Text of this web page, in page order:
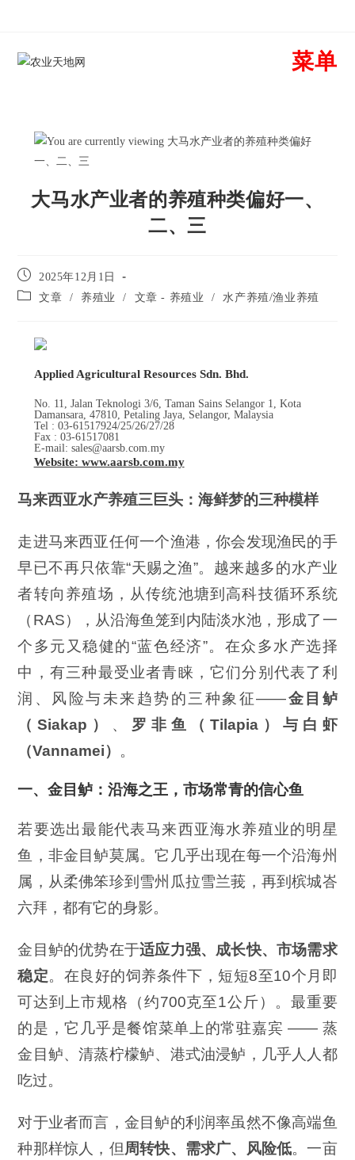
菜单
大马水产业者的养殖种类偏好一、
二、三
2025年12月1日
文章
/ 养殖业 / 文章 - 养殖业 / 水产养殖/渔业养殖
Applied Agricultural Resources Sdn. Bhd.
No. 11, Jalan Teknologi 3/6, Taman Sains Selangor 1, Kota
Damansara, 47810, Petaling Jaya, Selangor, Malaysia
Tel : 03-61517924/25/26/27/28
Fax : 03-61517081
E-mail: sales@aarsb.com.my
Website: www.aarsb.com.my
马来西亚水产养殖三巨头：海鲜梦的三种模样
走进马来西亚任何一个渔港，你会发现渔民的手
早已不再只依靠“天赐之渔”。越来越多的水产业
者转向养殖场，从传统池塘到高科技循环系统
（RAS），从沿海鱼笼到内陆淡水池，形成了一
个多元又稳健的“蓝色经济”。在众多水产选择
中，有三种最受业者青睐，它们分别代表了利
润、风险与未来趋势的三种象征——金目鲈
（Siakap ） 、 罗非鱼（Tilapia ）与白虾
（Vannamei） 。
一、金目鲈：沿海之王，市场常青的信心鱼
若要选出最能代表马来西亚海水养殖业的明星
鱼，非金目鲈莫属。它几乎出现在每一个沿海州
属，从柔佛笨珍到雪州瓜拉雪兰莪，再到槟城峇
六拜，都有它的身影。
金目鲈的优势在于适应力强、成长快、市场需求
稳定。在良好的饲养条件下，短短8至10个月即
可达到上市规格（约700克至1公斤）。最重要
的是，它几乎是餐馆菜单上的常驻嘉宾 —— 蒸
金目鲈、清蒸柠檬鲈、港式油浸鲈，几乎人人都
吃过。
对于业者而言，金目鲈的利润率虽然不像高端鱼
种那样惊人，但周转快、需求广、风险低。一亩